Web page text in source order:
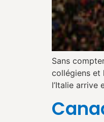
Sans
collégiens et
l’Italie arrive